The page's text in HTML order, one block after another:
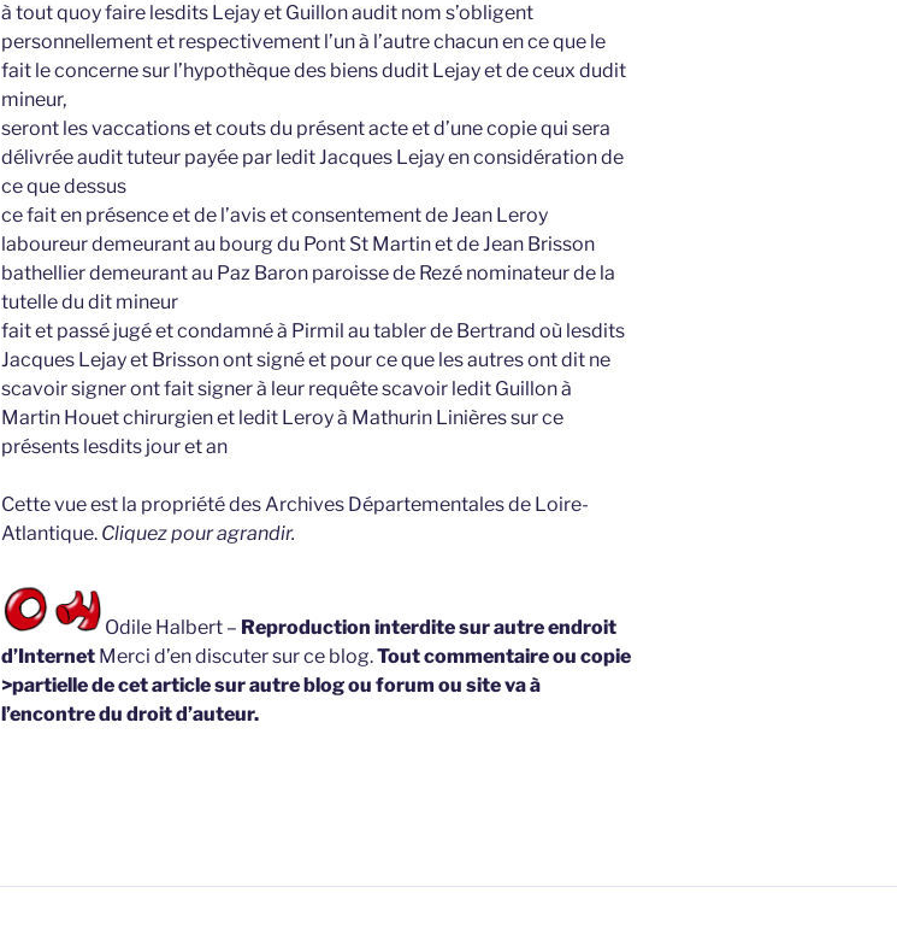
à tout quoy faire lesdits Lejay et Guillon audit nom s’obligent
personnellement et respectivement l’un à l’autre chacun en ce que le
fait le concerne sur l’hypothèque des biens dudit Lejay et de ceux dudit
mineur,
seront les vaccations et couts du présent acte et d’une copie qui sera
délivrée audit tuteur payée par ledit Jacques Lejay en considération de
ce que dessus
ce fait en présence et de l’avis et consentement de Jean Leroy
laboureur demeurant au bourg du Pont St Martin et de Jean Brisson
bathellier demeurant au Paz Baron paroisse de Rezé nominateur de la
tutelle du dit mineur
fait et passé jugé et condamné à Pirmil au tabler de Bertrand où lesdits
Jacques Lejay et Brisson ont signé et pour ce que les autres ont dit ne
scavoir signer ont fait signer à leur requête scavoir ledit Guillon à
Martin Houet chirurgien et ledit Leroy à Mathurin Linières sur ce
présents lesdits jour et an
Cette vue est la propriété des Archives Départementales de Loire-
Atlantique. Cliquez pour agrandir.
Odile Halbert – Reproduction interdite sur autre endroit
d’Internet Merci d’en discuter sur ce blog.Tout commentaire ou copie
>partielle de cet article sur autre blog ou forum ou site va à
l’encontre du droit d’auteur.